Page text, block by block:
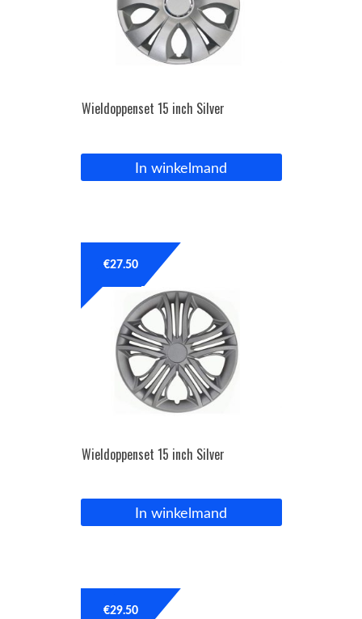
Wieldoppenset 15 inch Silver
In winkelmand
Wieldoppenset 15 inch Silver
€27.50
In winkelmand
€29.50